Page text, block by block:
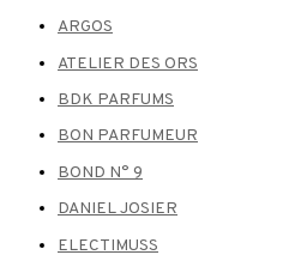
ARGOS
ATELIER DES ORS
BDK PARFUMS
BON PARFUMEUR
BOND N° 9
DANIEL JOSIER
ELECTIMUSS